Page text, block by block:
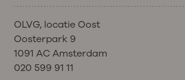
OLVG, locatie Oost
Oosterpark 9
1091 AC Amsterdam
020 599 91 11